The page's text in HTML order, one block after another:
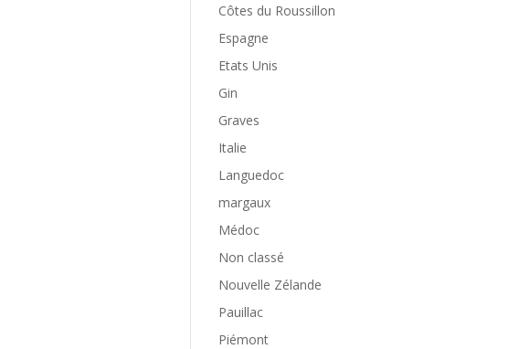
Côtes du Roussillon
Espagne
Etats Unis
Gin
Graves
Italie
Languedoc
margaux
Médoc
Non classé
Nouvelle Zélande
Pauillac
Piémont